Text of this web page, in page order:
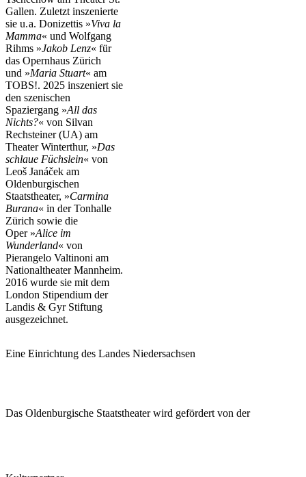
Gallen. Zuletzt inszenierte
sie u. a. Donizettis »Viva la
Mamma« und Wolfgang
Rihms »Jakob Lenz« für
das Opernhaus Zürich
und »Maria Stuart« am
TOBS!. 2025 inszeniert sie
den szenischen
Spaziergang »All das
Nichts?« von Silvan
Rechsteiner (UA) am
Theater Winterthur, »Das
schlaue Füchslein« von
Leoš Janáček am
Oldenburgischen
Staatstheater, »Carmina
Burana« in der Tonhalle
Zürich sowie die
Oper »Alice im
Wunderland« von
Pierangelo Valtinoni am
Nationaltheater Mannheim.
2016 wurde sie mit dem
London Stipendium der
Landis & Gyr Stiftung
ausgezeichnet.
Eine Einrichtung des Landes Niedersachsen
Das Oldenburgische Staatstheater wird gefördert von der